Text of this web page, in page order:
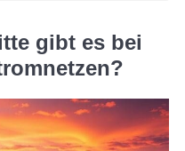
gibt es bei